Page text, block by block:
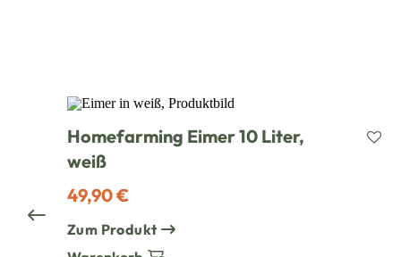
Homefarming Eimer 10 Liter,
weiß
49,90 €
Zum Produkt